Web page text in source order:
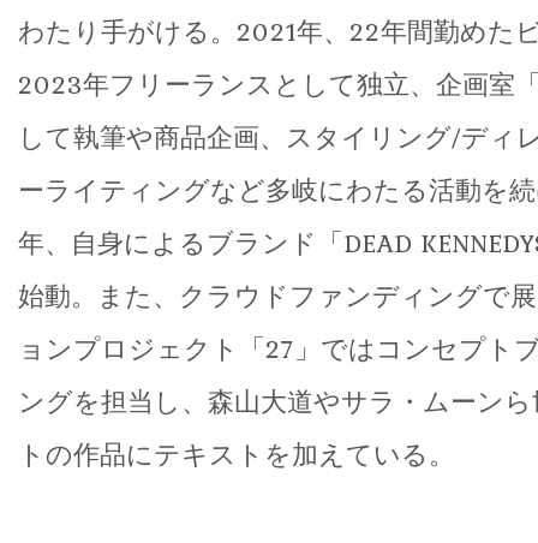
わたり手がける。2021年、22年間勤めた
2023年フリーランスとして独立、企画室
して執筆や商品企画、スタイリング/ディ
ーライティングなど多岐にわたる活動を
年、自身によるブランド「DEAD
始動。また、クラウドファンディングで
ョンプロジェクト「27」ではコンセプト
ングを担当し、森山大道やサラ・ムーン
トの作品にテキストを加えている。